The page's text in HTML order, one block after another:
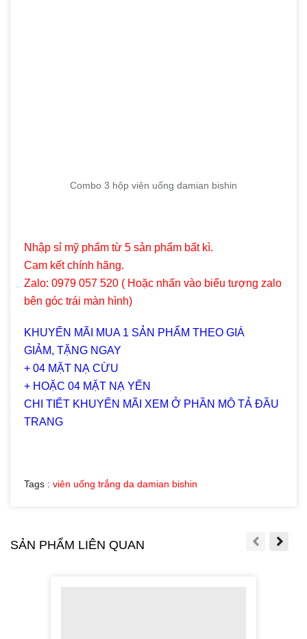
Combo 3 hộp viên uống damian bishin
Nhập sỉ mỹ phẩm từ 5 sản phẩm bất kì.
Cam kết chính hãng.
Zalo: 0979 057 520 ( Hoặc nhấn vào biểu tượng zalo
bên góc trái màn hình)
KHUYẾN MÃI MUA 1 SẢN PHẨM THEO GIÁ
GIẢM, TẶNG NGAY
+ 04 MẶT NẠ CỪU
+ HOẶC 04 MẶT NẠ YẾN
CHI TIẾT KHUYẾN MÃI XEM Ở PHẦN MÔ TẢ ĐẦU
TRANG
Tags : viên uống trắng da damian bishin
SẢN PHẨM LIÊN QUAN